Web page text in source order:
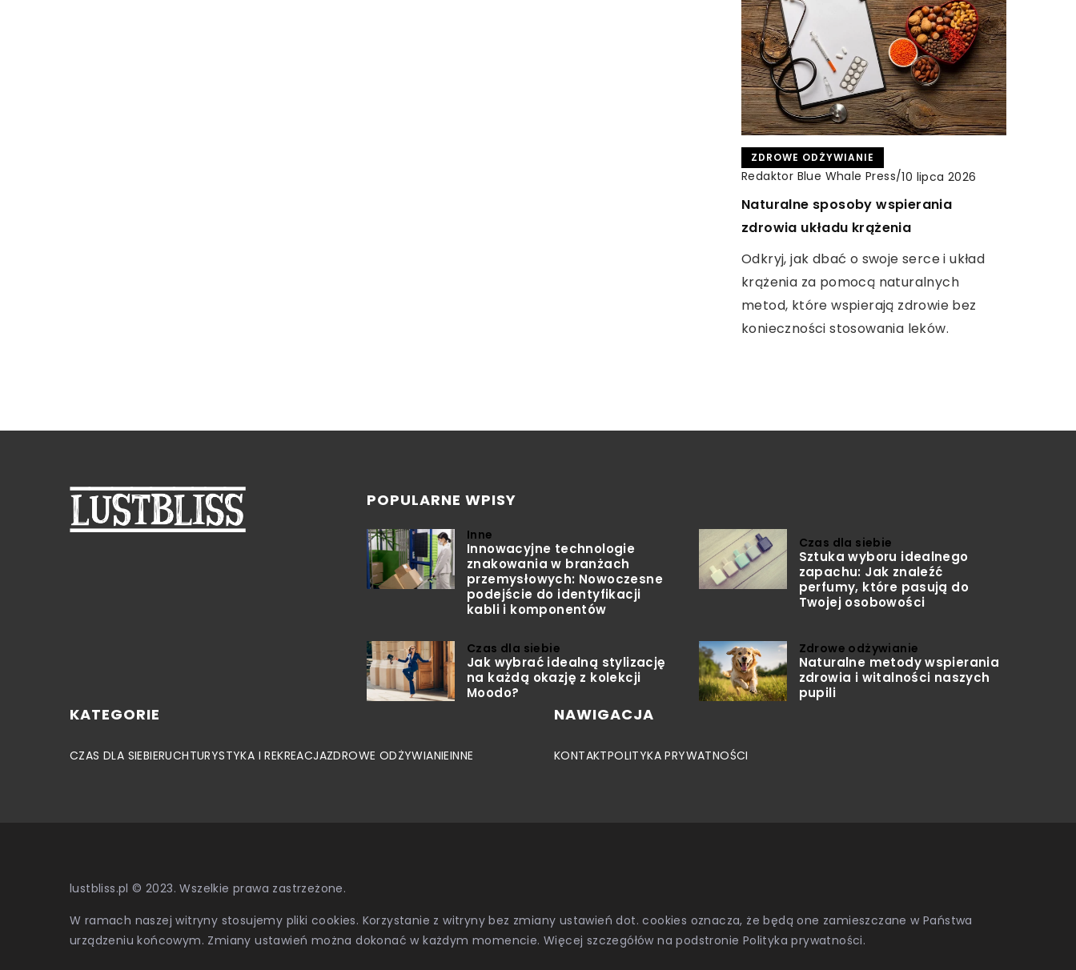
TURYSTYKA I REKREACJA
Redaktor Blue Whale Press/29 maja 2023
Wynajem autokaru z kierowcą:
Komfortowa i bezpieczna podróż dla
każdej grupy
Wynajem autokaru z kierowcą to
doskonałe rozwiązanie dla osób
planujących podróż grupową.
ZDROWE ODŻYWIANIE
Redaktor Blue Whale Press/10 lipca 2026
Naturalne sposoby wspierania
zdrowia układu krążenia
Odkryj, jak dbać o swoje serce i układ
krążenia za pomocą naturalnych
metod, które wspierają zdrowie bez
konieczności stosowania leków.
RUCH
Redaktor Blue Whale Press/
Jak właściwie korzystać z wałków do
rolowania dla poprawy kondycji
mięśni?
Poznaj najlepsze techniki rolowania
mięśni wałkami do rolowania, które
POPULARNE WPISY
Inne
Innowacyjne technologie
znakowania w branżach
przemysłowych: Nowoczesne
podejście do identyfikacji
kabli i komponentów
Czas dla siebie
Sztuka wyboru idealnego
zapachu: Jak znaleźć
perfumy, które pasują do
Twojej osobowości
Czas dla siebie
Jak wybrać idealną stylizację
na każdą okazję z kolekcji
Moodo?
Zdrowe odżywianie
Naturalne metody wspierania
zdrowia i witalności naszych
pupili
KATEGORIE
CZAS DLA SIEBIERUCHTURYSTYKA I REKREACJAZDROWE ODŻYWIANIEINNE
NAWIGACJA
KONTAKTPOLITYKA PRYWATNOŚCI
lustbliss.pl © 2023. Wszelkie prawa zastrzeżone.
W ramach naszej witryny stosujemy pliki cookies. Korzystanie z witryny bez zmiany ustawień dot. cookies oznacza, że będą one zamieszczane w Państwa
urządzeniu końcowym. Zmiany ustawień można dokonać w każdym momencie. Więcej szczegółów na podstronie Polityka prywatności.